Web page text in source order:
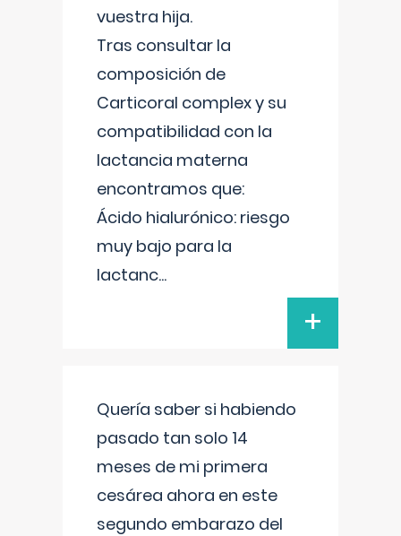
vuestra hija.
Tras consultar la
composición de
Carticoral complex y su
compatibilidad con la
lactancia materna
encontramos que:
Ácido hialurónico: riesgo
muy bajo para la
lactanc...
+
Quería saber si habiendo
pasado tan solo 14
meses de mi primera
cesárea ahora en este
segundo embarazo del